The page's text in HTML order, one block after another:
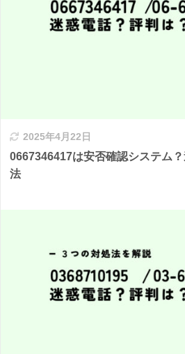
2025年4月22日
0667346417は安否確認システム
法